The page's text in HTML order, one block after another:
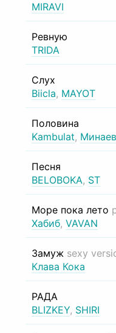
MIRAVI
Ревную
TRIDA
Слух
Biicla, MAYOT
Половина
Kambulat,
Песня
BELOBOKA, ST
Море пока лето
Хабиб, VAVAN
Замуж sexy
Клава Кока
РАДА
BLIZKEY, SHIRI